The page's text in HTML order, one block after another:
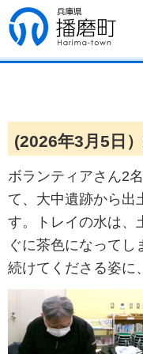
兵庫県 播磨
町
(2026年3月5日
ボランティアさん2
て、大中遺跡から出
す。トレイの水は、
ぐに茶色になってし
続けてくださる姿に